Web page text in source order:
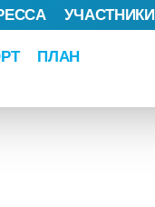
ПЛАН
УЧАСТНИКИ